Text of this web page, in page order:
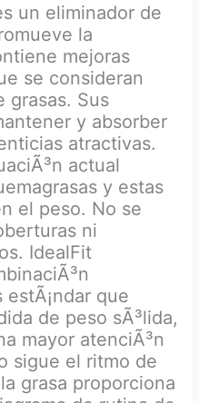
un eliminador de
la
mejoras
se consideran
grasas. Sus
y absorber
atractivas.
actual
y estas
el peso. No se
ni
IdealFit
que
de peso sÃ³lida,
mayor atenciÃ³n
sigue el ritmo de
grasa proporciona